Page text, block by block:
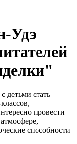
Удэ
детьми стать
провести
способности